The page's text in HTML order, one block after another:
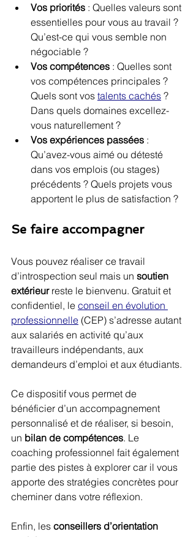
Vos priorités : Quelles valeurs sont
essentielles pour vous au travail ?
Qu’est-ce qui vous semble non
négociable ?
Vos compétences : Quelles sont
vos compétences principales ?
Quels sont vos talents cachés ?
Dans quels domaines excellez-
vous naturellement ?
Vos expériences passées :
Qu’avez-vous aimé ou détesté
dans vos emplois (ou stages)
précédents ? Quels projets vous
apportent le plus de satisfaction ?
Se faire accompagner
Vous pouvez réaliser ce travail
d’introspection seul mais un soutien
extérieur reste le bienvenu. Gratuit et
confidentiel, le conseil en évolution
professionnelle (CEP) s’adresse autant
aux salariés en activité qu’aux
travailleurs indépendants, aux
demandeurs d’emploi et aux étudiants.
Ce dispositif vous permet de
bénéficier d’un accompagnement
personnalisé et de réaliser, si besoin,
un bilan de compétences. Le
coaching professionnel fait également
partie des pistes à explorer car il vous
apporte des stratégies concrètes pour
cheminer dans votre réflexion.
Enfin, les conseillers d’orientation